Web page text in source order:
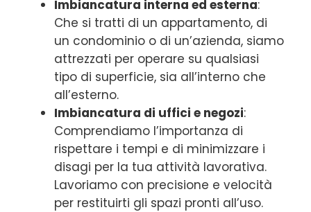
Imbiancatura interna ed esterna:
Che si tratti di un appartamento, di
un condominio o di un’azienda, siamo
attrezzati per operare su qualsiasi
tipo di superficie, sia all’interno che
all’esterno.
Imbiancatura di uffici e negozi:
Comprendiamo l’importanza di
rispettare i tempi e di minimizzare i
disagi per la tua attività lavorativa.
Lavoriamo con precisione e velocità
per restituirti gli spazi pronti all’uso.